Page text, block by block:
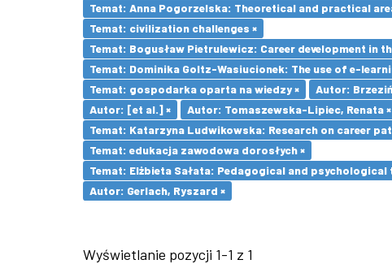
Temat: Anna Pogorzelska: Theoretical and practical
Temat: civilization challenges ×
Temat: Bogusław Pietrulewicz: Career development in
Temat: Dominika Goltz-Wasiucionek: The use of e-
Temat: gospodarka oparta na wiedzy ×
Autor:
Autor: [et al.] ×
Autor: Tomaszewska-Lipiec, Renata ×
Temat: Katarzyna Ludwikowska: Research on career
Temat: edukacja zawodowa dorosłych ×
Temat: Elżbieta Sałata: Pedagogical and
Autor: Gerlach, Ryszard ×
Wyświetlanie pozycji 1-1 z 1